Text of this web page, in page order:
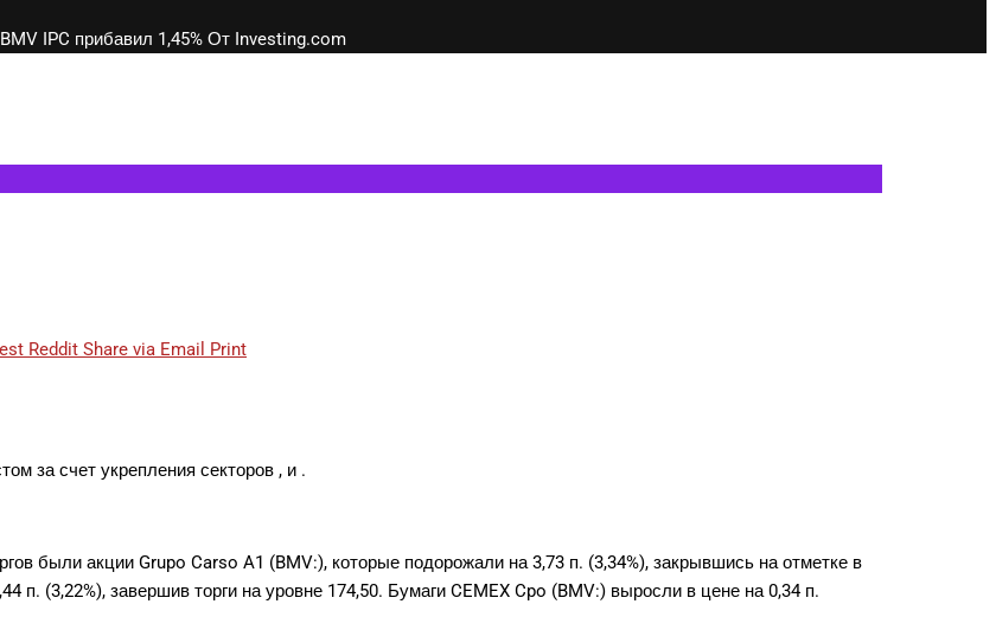
IPC прибавил 1,45% От Investing.com
Reddit Share via Email Print
за счет укрепления секторов , и .
были акции Grupo Carso A1 (BMV:), которые подорожали на 3,73 п. (3,34%), закрывшись на отметке в
п. (3,22%), завершив торги на уровне 174,50. Бумаги CEMEX Cpo (BMV:) выросли в цене на 0,34 п.